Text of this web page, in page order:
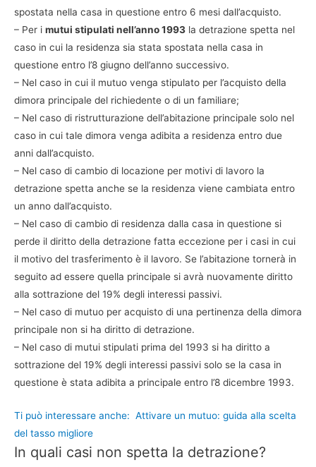
spostata nella casa in questione entro 6 mesi dall’acquisto.
– Per i mutui stipulati nell’anno 1993 la detrazione spetta nel
caso in cui la residenza sia stata spostata nella casa in
questione entro l’8 giugno dell’anno successivo.
– Nel caso in cui il mutuo venga stipulato per l’acquisto della
dimora principale del richiedente o di un familiare;
– Nel caso di ristrutturazione dell’abitazione principale solo nel
caso in cui tale dimora venga adibita a residenza entro due
anni dall’acquisto.
– Nel caso di cambio di locazione per motivi di lavoro la
detrazione spetta anche se la residenza viene cambiata entro
un anno dall’acquisto.
– Nel caso di cambio di residenza dalla casa in questione si
perde il diritto della detrazione fatta eccezione per i casi in cui
il motivo del trasferimento è il lavoro. Se l’abitazione tornerà in
seguito ad essere quella principale si avrà nuovamente diritto
alla sottrazione del 19% degli interessi passivi.
– Nel caso di mutuo per acquisto di una pertinenza della dimora
principale non si ha diritto di detrazione.
– Nel caso di mutui stipulati prima del 1993 si ha diritto a
sottrazione del 19% degli interessi passivi solo se la casa in
questione è stata adibita a principale entro l’8 dicembre 1993.
Ti può interessare anche: Attivare un mutuo: guida alla scelta
del tasso migliore
In quali casi non spetta la detrazione?